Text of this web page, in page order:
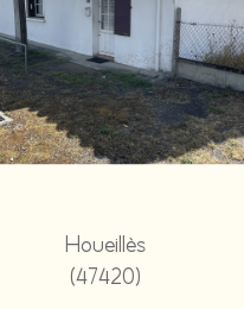
Houeillès
(47420)